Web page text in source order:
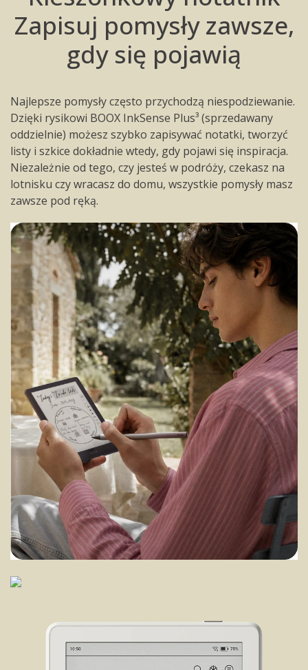
Zapisuj pomysły zawsze,
gdy się pojawią
Najlepsze pomysły często przychodzą niespodziewanie.
Dzięki rysikowi BOOX InkSense Plus³ (sprzedawany
oddzielnie) możesz szybko zapisywać notatki, tworzyć
listy i szkice dokładnie wtedy, gdy pojawi się inspiracja.
Niezależnie od tego, czy jesteś w podróży, czekasz na
lotnisku czy wracasz do domu, wszystkie pomysły masz
zawsze pod ręką.